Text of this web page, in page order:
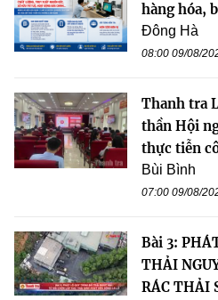
hàng hóa,
Đông Hà
08:00 09/08/
Thanh tra
thần Hội
thực tiễn
Bùi Bình
07:00 09/08/
Bài 3:
THẢI
RÁC THẢI